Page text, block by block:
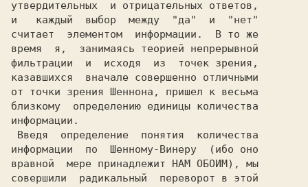
утвердительных  и отрицательных ответов,
и   каждый  выбор  между  "да"  и  "нет"
считает  элементом  информации.  В то же
время  я,  занимаясь теорией непрерывной
фильтрации  и  исходя  из  точек зрения,
казавшихся  вначале совершенно отличными
от точки зрения Шеннона, пришел к весьма
близкому  определению единицы количества
информации.
вравной  мере принадлежит НАМ ОБОИМ), мы
совершили  радикальный  переворот в этой